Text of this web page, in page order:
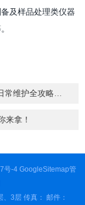
及样品处理类仪器
攻略+新品解析
来拿！
号-4 GoogleSitemap管
3层 传真： 邮件：